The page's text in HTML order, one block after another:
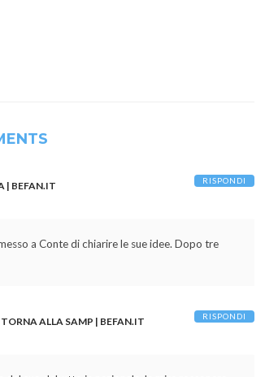
| BEFAN.IT
a Conte di chiarire le sue idee. Dopo tre
RISPONDI
ALLA SAMP | BEFAN.IT
RISPONDI